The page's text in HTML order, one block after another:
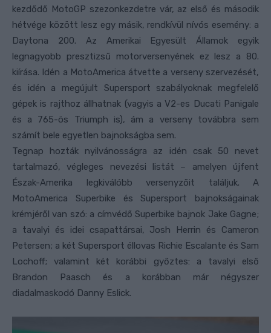
kezdődő MotoGP szezonkezdetre vár, az első és második
hétvége között lesz egy másik, rendkívül nívós esemény: a
Daytona 200. Az Amerikai Egyesült Államok egyik
legnagyobb presztizsű motorversenyének ez lesz a 80.
kiírása. Idén a MotoAmerica átvette a verseny szervezését,
és idén a megújult Supersport szabályoknak megfelelő
gépek is rajthoz állhatnak (vagyis a V2-es Ducati Panigale
és a 765-ös Triumph is), ám a verseny továbbra sem
számít bele egyetlen bajnokságba sem.
Tegnap hozták nyilvánosságra az idén csak 50 nevet
tartalmazó, végleges nevezési listát – amelyen újfent
Észak-Amerika legkiválóbb versenyzőit találjuk. A
MotoAmerica Superbike és Supersport bajnokságainak
krémjéről van szó: a címvédő Superbike bajnok Jake Gagne;
a tavalyi és idei csapattársai, Josh Herrin és Cameron
Petersen; a két Supersport éllovas Richie Escalante és Sam
Lochoff; valamint két korábbi győztes: a tavalyi első
Brandon Paasch és a korábban már négyszer
diadalmaskodó Danny Eslick.